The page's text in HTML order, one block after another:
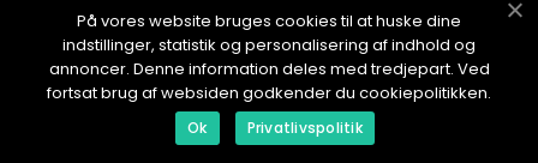
ITBLOGG.no
På vores website bruges cookies til at huske dine
indstillinger, statistik og personalisering af indhold og
annoncer. Denne information deles med tredjepart. Ved
fortsat brug af websiden godkender du cookiepolitikken.
Ok Privatlivspolitik